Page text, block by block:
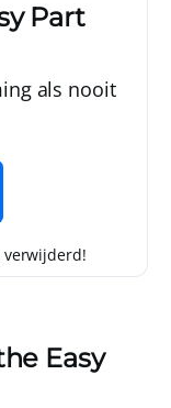
Part
als nooit
verwijderd!
Easy